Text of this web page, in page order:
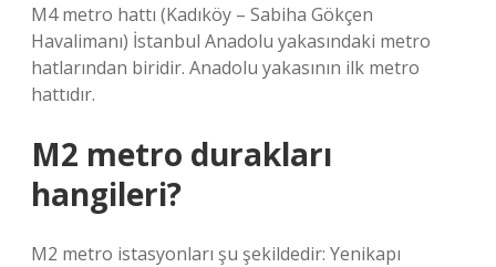
M4 metro hattı (Kadıköy – Sabiha Gökçen
Havalimanı) İstanbul Anadolu yakasındaki metro
hatlarından biridir. Anadolu yakasının ilk metro
hattıdır.
M2 metro durakları
hangileri?
M2 metro istasyonları şu şekildedir: Yenikapı